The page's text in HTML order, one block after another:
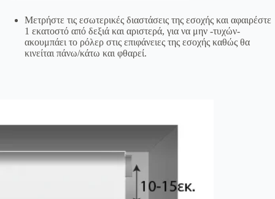
Μετρήστε τις εσωτερικές διαστάσεις της εσοχής και αφαιρέστε
1 εκατοστό από δεξιά και αριστερά, για να μην -τυχών-
ακουμπάει το ρόλερ στις επιφάνειες της εσοχής καθώς θα
κινείται πάνω/κάτω και φθαρεί.